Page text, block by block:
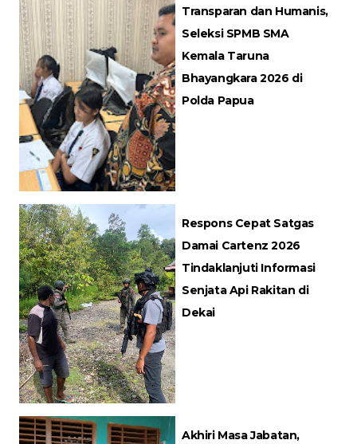
Transparan dan Humanis,
Seleksi SPMB SMA
Kemala Taruna
Bhayangkara 2026 di
Polda Papua
Respons Cepat Satgas
Damai Cartenz 2026
Tindaklanjuti Informasi
Senjata Api Rakitan di
Dekai
Akhiri Masa Jabatan,